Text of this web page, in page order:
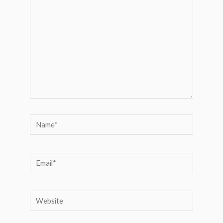
Name*
Email*
Website